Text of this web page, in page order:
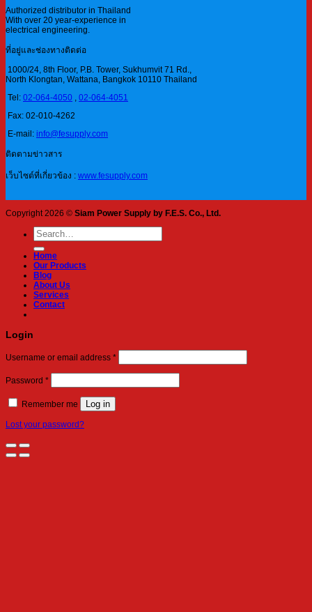
Authorized distributor in Thailand
With over 20 year-experience in
electrical engineering.
ที่อยู่และช่องทางติดต่อ
1000/24, 8th Floor, P.B. Tower, Sukhumvit 71 Rd.,
North Klongtan, Wattana, Bangkok 10110 Thailand
Tel: 02-064-4050 , 02-064-4051
Fax: 02-010-4262
E-mail: info@fesupply.com
ติดตามข่าวสาร
เว็บไซต์ที่เกี่ยวข้อง : www.fesupply.com
Copyright 2026 © Siam Power Supply by F.E.S. Co., Ltd.
Search
for:
Home
Our Products
Blog
About Us
Services
Contact
Login
Username or email address *Required
Password *Required
Remember me Log in
Lost your password?